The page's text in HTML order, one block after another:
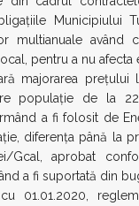
Municipiului
multianuale având
pentru a nu afecta
majorarea prețului
populație de la
a fi folosit de
diferența până la
Gcal, aprobat
a fi suportată din
01.01.2020,